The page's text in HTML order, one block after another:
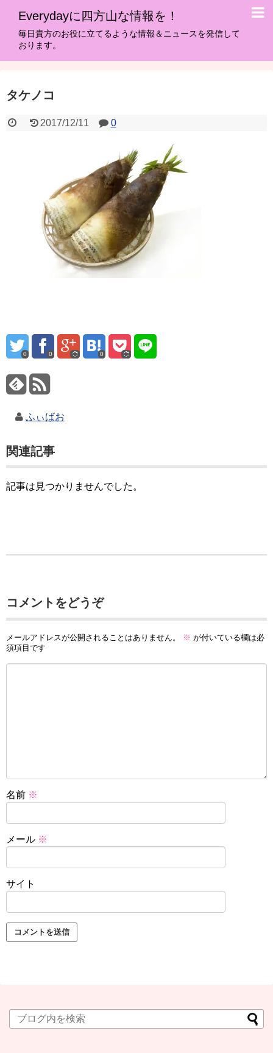
Everydayに四方山な情報を！
毎日貴方のお役に立てるような情報＆ニュースを発信して
おります。
タケノコ
2017/12/11 0
0 0 0
ふぃばお
関連記事
記事は見つかりませんでした。
コメントをどうぞ
メールアドレスが公開されることはありません。 ※ が付いている欄は必
須項目です
名前 ※
メール ※
サイト